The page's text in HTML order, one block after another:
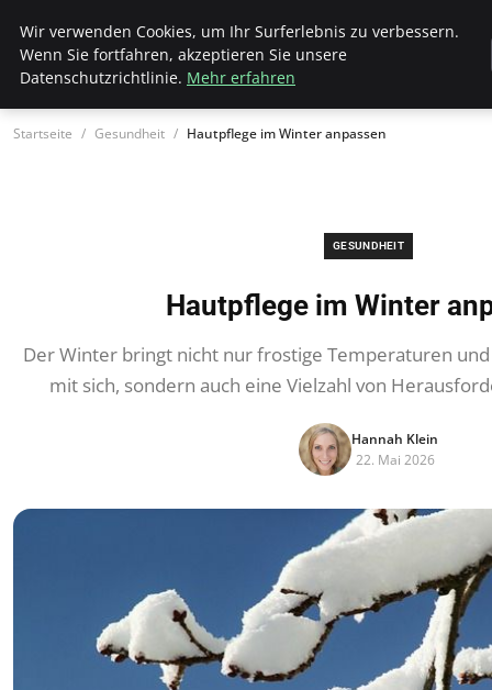
Wk Institut
Startseite Gesundheit Hautpflege im Winter anpassen
GESUNDHEIT
Hautpflege im Winter
Der Winter bringt nicht nur frostige Temperaturen
mit sich, sondern auch eine Vielzahl von
Hannah Klein
22. Mai 2026
Wir verwenden Cookies, um Ihr Surferlebnis zu verbessern.
Wenn Sie fortfahren, akzeptieren Sie unsere
Datenschutzrichtlinie. Mehr erfahren